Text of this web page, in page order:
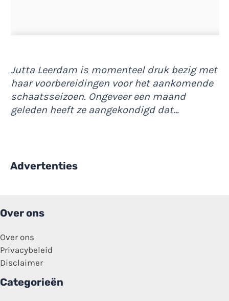
Jutta Leerdam is momenteel druk bezig met
haar voorbereidingen voor het aankomende
schaatsseizoen. Ongeveer een maand
geleden heeft ze aangekondigd dat…
Advertenties
Over ons
Over ons
Privacybeleid
Disclaimer
Categorieën